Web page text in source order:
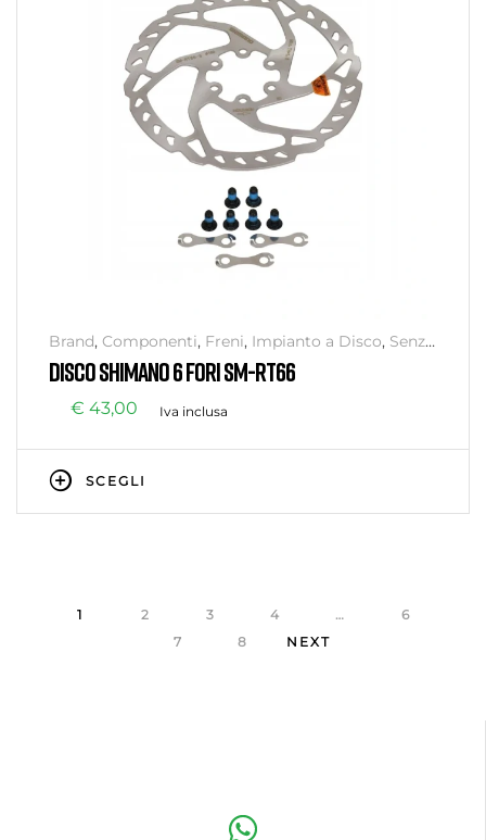
Brand, Componenti, Freni, Impianto a Disco, Senza
categoria,SHIMANO
DISCO SHIMANO 6 FORI SM-RT66
€ 43,00 Iva inclusa
SCEGLI
1 2 3 4 …
6
7
8 NEXT